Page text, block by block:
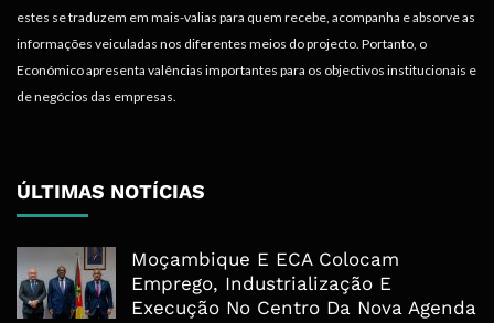
estes se traduzem em mais-valias para quem recebe, acompanha e absorve as
informações veiculadas nos diferentes meios do projecto. Portanto, o
Económico apresenta valências importantes para os objectivos institucionais e
de negócios das empresas.
ÚLTIMAS NOTÍCIAS
Moçambique E ECA Colocam
Emprego, Industrialização E
Execução No Centro Da Nova Agenda